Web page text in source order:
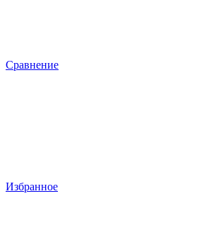
Сравнение
Избранное